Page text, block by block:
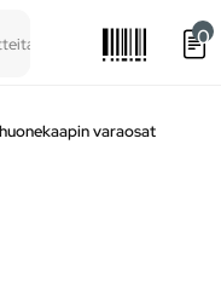
0
varaosat